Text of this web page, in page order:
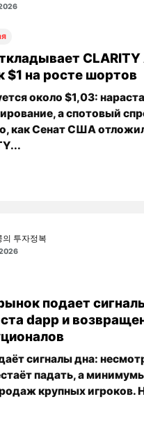
CLARITY
$1 на росте шортов
около $1,03:
а спотовый
как Сенат США
의 투자정복
подает
dapp и
сигналы дна:
падать, а
крупных игроков.